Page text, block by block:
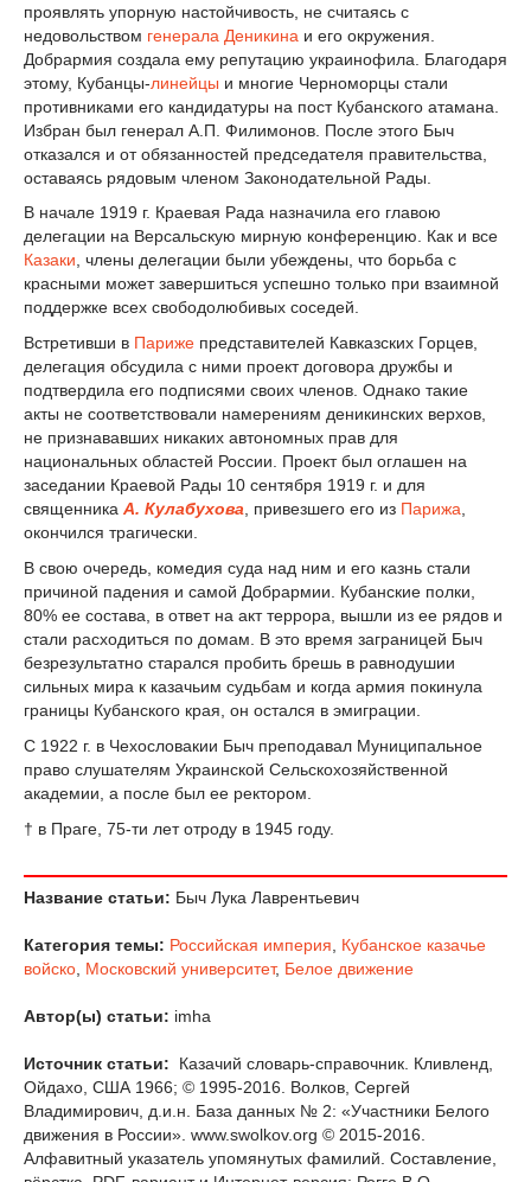
проявлять упорную настойчивость, не считаясь с
недовольством генерала Деникина и его окружения.
Добрармия создала ему репутацию украинофила. Благодаря
этому, Кубанцы-линейцы и многие Черноморцы стали
противниками его кандидатуры на пост Кубанского атамана.
Избран был генерал А.П. Филимонов. После этого Быч
отказался и от обязанностей председателя правительства,
оставаясь рядовым членом Законодательной Рады.
В начале 1919 г. Краевая Рада назначила его главою
делегации на Версальскую мирную конференцию. Как и все
Казаки, члены делегации были убеждены, что борьба с
красными может завершиться успешно только при взаимной
поддержке всех свободолюбивых соседей.
Встретивши в Париже представителей Кавказских Горцев,
делегация обсудила с ними проект договора дружбы и
подтвердила его подписями своих членов. Однако такие
акты не соответствовали намерениям деникинских верхов,
не признававших никаких автономных прав для
национальных областей России. Проект был оглашен на
заседании Краевой Рады 10 сентября 1919 г. и для
священника А. Кулабухова , привезшего его из Парижа
окончился трагически.
В свою очередь, комедия суда над ним и его казнь стали
причиной падения и самой Добрармии. Кубанские полки,
80% ее состава, в ответ на акт террора, вышли из ее рядов и
стали расходиться по домам. В это время заграницей Быч
безрезультатно старался пробить брешь в равнодушии
сильных мира к казачьим судьбам и когда армия покинула
границы Кубанского края, он остался в эмиграции.
С 1922 г. в Чехословакии Быч преподавал Муниципальное
право слушателям Украинской Сельскохозяйственной
академии, а после был ее ректором.
† в Праге, 75-ти лет отроду в 1945 году.
Название статьи: Быч Лука Лаврентьевич
Категория темы: Российская империя, Кубанское казачье
войско, Московский университет, Белое движение
Автор(ы) статьи: imha
Источник статьи:
Казачий словарь-справочник. Кливленд,
Ойдахо, США 1966; © 1995-2016. Волков, Сергей
Владимирович, д.и.н. База данных № 2: «Участники Белого
движения в России». www.swolkov.org © 2015-2016.
Алфавитный указатель упомянутых фамилий. Составление,